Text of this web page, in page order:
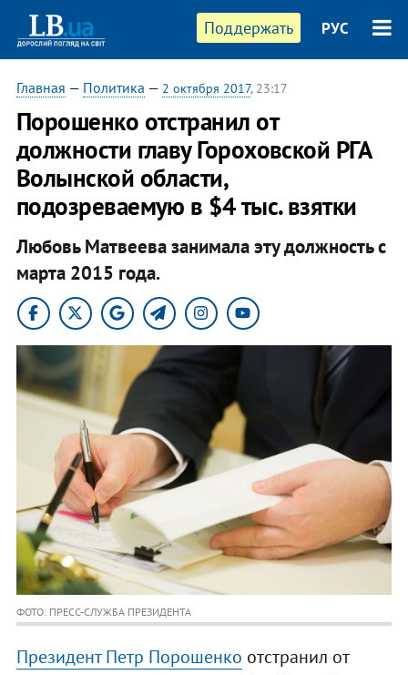
Поддержать РУС
Главная — Политика — 2 октября 2017, 23:17
Порошенко отстранил от
должности главу Гороховской РГА
Волынской области,
подозреваемую в $4 тыс. взятки
Любовь Матвеева занимала эту должность с
марта 2015 года.
ФОТО: ПРЕСС-СЛУЖБА ПРЕЗИДЕНТА
Президент Петр Порошенко отстранил от